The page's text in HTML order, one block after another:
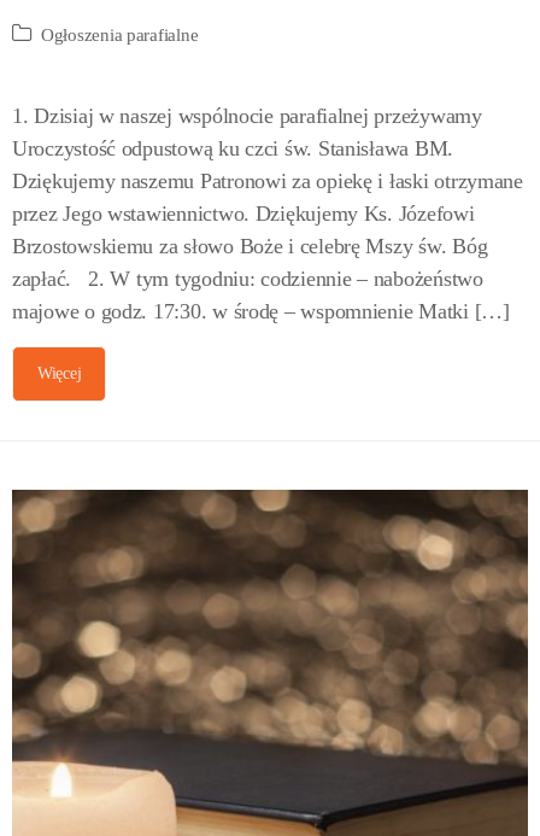
Ogłoszenia parafialne
1. Dzisiaj w naszej wspólnocie parafialnej przeżywamy
Uroczystość odpustową ku czci św. Stanisława BM.
Dziękujemy naszemu Patronowi za opiekę i łaski otrzymane
przez Jego wstawiennictwo. Dziękujemy Ks. Józefowi
Brzostowskiemu za słowo Boże i celebrę Mszy św. Bóg
zapłać. 2. W tym tygodniu: codziennie – nabożeństwo
majowe o godz. 17:30. w środę – wspomnienie Matki […]
Więcej